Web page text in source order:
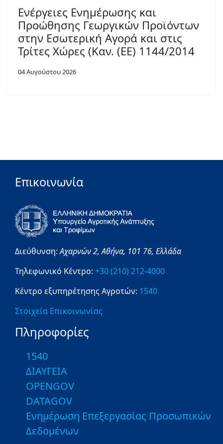
Ενέργειες Ενημέρωσης και
Προώθησης Γεωργικών Προϊόντων
στην Εσωτερική Αγορά και στις
Τρίτες Χώρες (Καν. (ΕΕ) 1144/2014
04 Αυγούστου 2026
Επικοινωνία
Διεύθυνση:Αχαρνών 2,Αθήνα, 101 76, Ελλάδα
Τηλεφωνικό Κέντρο: +30 (210) 212-4000
Κέντρο εξυπηρέτησης Αγροτών: 1540
Στοιχεία Επικοινωνίας
Πληροφορίες
1540
ΔΙΑΥΓΕΙΑ
OPENGOV
DATAGOV
Ενημέρωση Επεξεργασίας Προσωπικών
Δεδομένων